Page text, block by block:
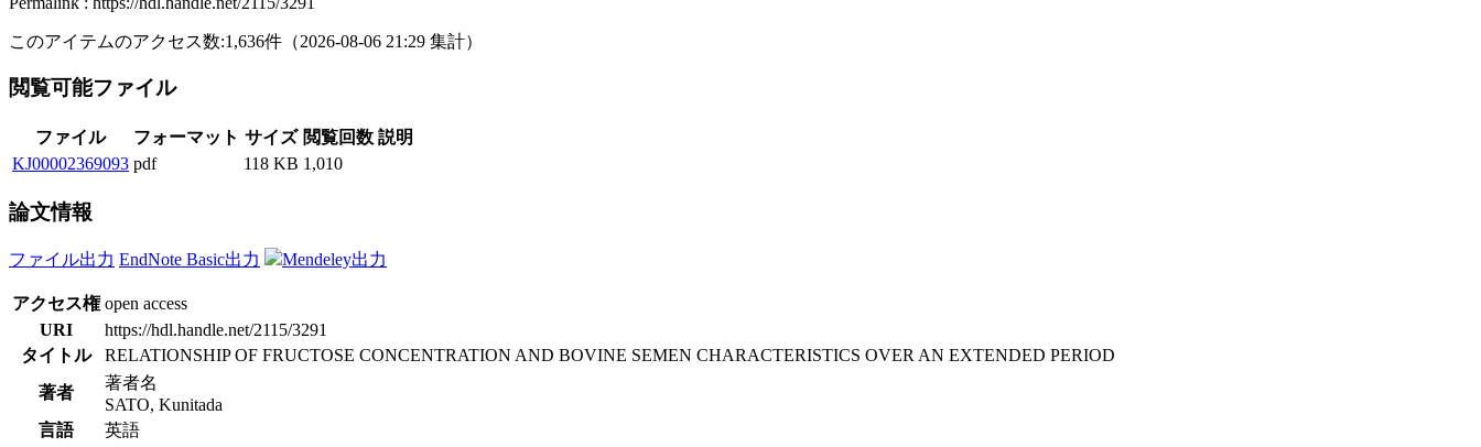
このアイテムのアクセス数:1,636件 （2026-08-06 21:29 集計）
閲覧可能ファイル
ファイル フォーマット サイズ 閲覧回数 説明
KJ00002369093 pdf 118 KB 1,010
論文情報
ファイル出力 EndNote Basic出力 Mendeley出力
アクセス権 open access
URI
https://hdl.handle.net/2115/3291
タイトル
RELATIONSHIP OF FRUCTOSE CONCENTRATION AND BOVINE SEMEN CHARACTERISTICS OVER AN EXTENDED PERIOD
著者
著者名
SATO, Kunitada
言語
英語